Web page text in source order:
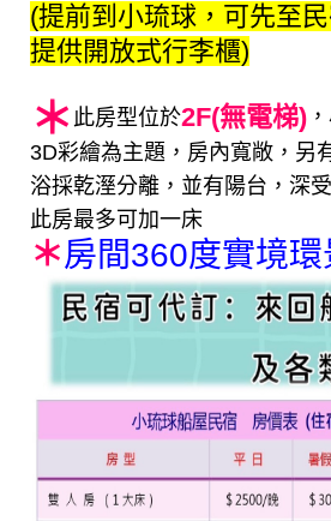
(提前到小琉球，可先至
提供開放式行李櫃)
＊ 此房型位於2F(無電梯) ，
3D彩繪為主題，房內寬敞，另
浴採乾溼分離，並有陽台，深
此房最多可加一床
＊房間360度實境環